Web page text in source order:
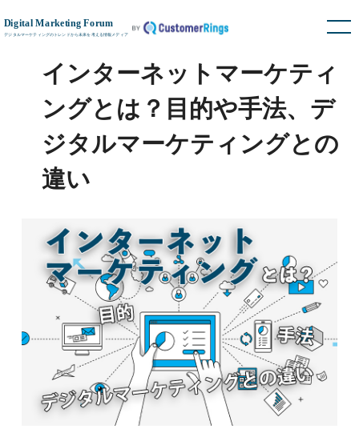
インターネットマーケティ
ングとは？目的や手法、デ
ジタルマーケティングとの
違い